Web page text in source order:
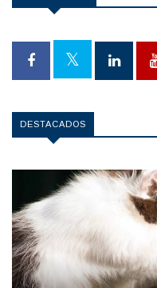
DESTACADOS